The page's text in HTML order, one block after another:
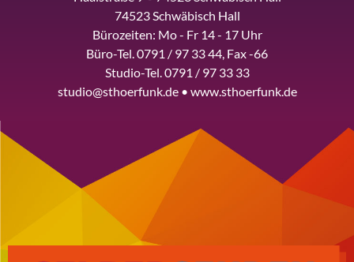
74523 Schwäbisch Hall
Bürozeiten: Mo - Fr 14 - 17 Uhr
Büro-Tel. 0791 / 97 33 44, Fax -66
Studio-Tel. 0791 / 97 33 33
studio@sthoerfunk.de • www.sthoerfunk.de